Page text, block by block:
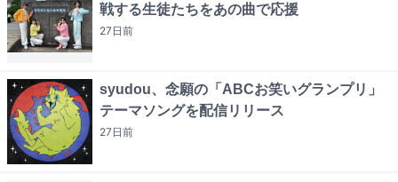
戦する生徒たちをあの曲で応援
27日前
syudou、念願の「ABCお笑いグランプリ」
テーマソングを配信リリース
27日前